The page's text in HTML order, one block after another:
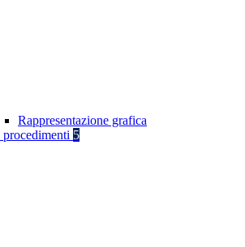
Rappresentazione grafica
5